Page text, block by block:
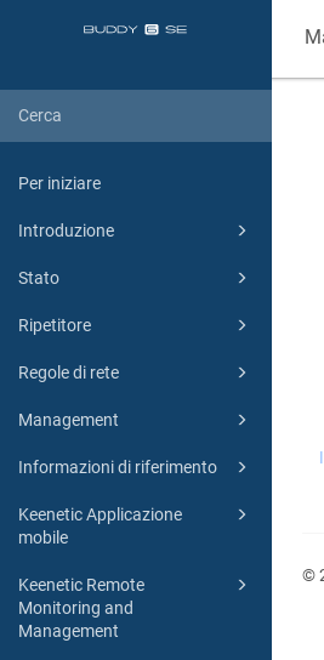
Per iniziare
Introduzione
Stato
Ripetitore
Regole di rete
Management
Informazioni di riferimento
Keenetic Applicazione
mobile
Keenetic Remote
Monitoring and
Management
©